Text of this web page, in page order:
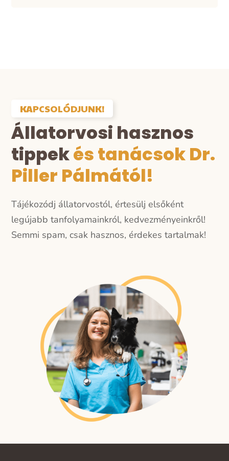
KAPCSOLÓDJUNK!
Állatorvosi hasznos
tippekés tanácsok Dr.
Piller Pálmától!
Tájékozódj állatorvostól, értesülj elsőként
legújabb tanfolyamainkról, kedvezményeinkről!
Semmi spam, csak hasznos, érdekes tartalmak!